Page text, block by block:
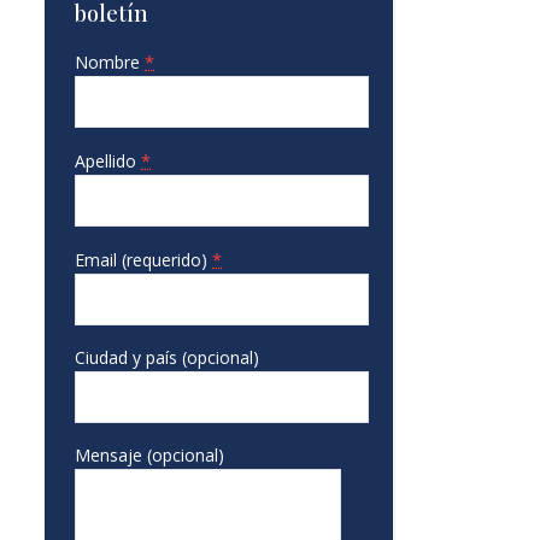
boletín
Nombre *
Apellido *
Email (requerido) *
Ciudad y país (opcional)
Mensaje (opcional)